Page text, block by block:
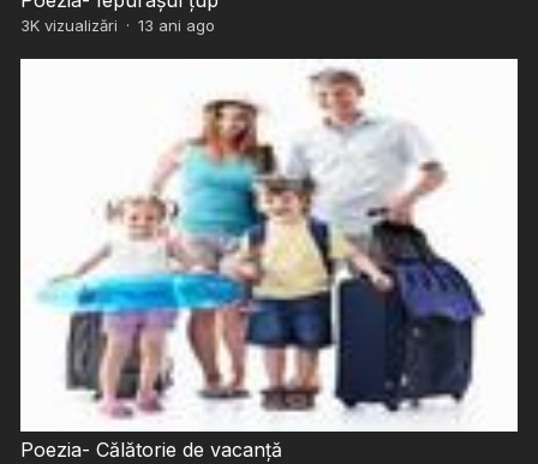
3Kvizualizări · 13 ani ago
Poezia- Călătorie de vacanță